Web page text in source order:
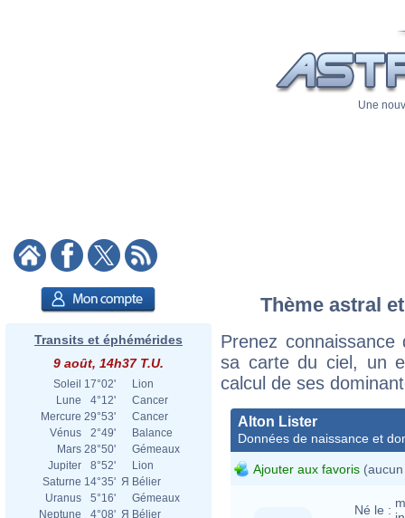
Une
Transits et éphémérides
9 août, 14h37 T.U.
Soleil 17°02'
Lion
Lune
4°12'
Cancer
Mercure 29°53'
Cancer
Vénus
2°49'
Balance
Mars 28°50'
Gémeaux
Jupiter
8°52'
Lion
Saturne 14°35' Я Bélier
Uranus
5°16'
Gémeaux
Neptune
4°08' Я Bélier
Thème astral
Prenez
sa carte du ciel, un
calcul de ses
Alton Lister
Données de naissance et
Ajouter aux favoris
Né le :